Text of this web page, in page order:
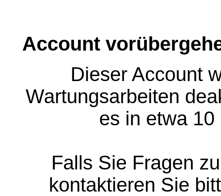
Account
Dieser Account
Wartungsarbeiten
es in etwa
Falls Sie Fragen
kontaktieren Sie